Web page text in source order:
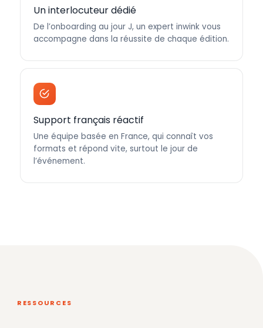
Un interlocuteur dédié
De l’onboarding au jour J, un expert inwink vous
accompagne dans la réussite de chaque édition.
Support français réactif
Une équipe basée en France, qui connaît vos
formats et répond vite, surtout le jour de
l’événement.
RESSOURCES